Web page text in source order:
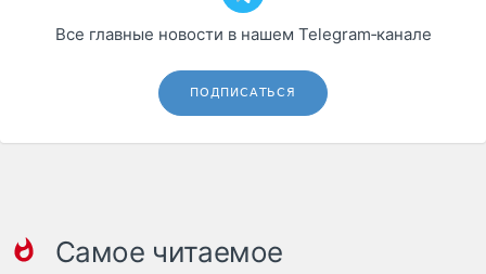
Все главные новости в нашем Telegram‑канале
ПОДПИСАТЬСЯ
Самое читаемое